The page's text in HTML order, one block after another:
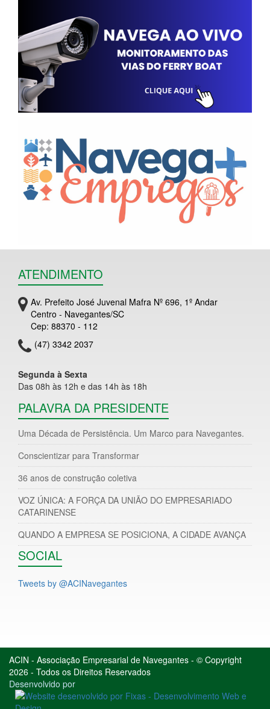
ATENDIMENTO
Av. Prefeito José Juvenal Mafra Nº 696, 1º Andar
Centro - Navegantes/SC
Cep: 88370 - 112
(47) 3342 2037
Segunda à Sexta
Das 08h às 12h e das 14h às 18h
PALAVRA DA PRESIDENTE
Uma Década de Persistência. Um Marco para Navegantes.
Conscientizar para Transformar
36 anos de construção coletiva
VOZ ÚNICA: A FORÇA DA UNIÃO DO EMPRESARIADO
CATARINENSE
QUANDO A EMPRESA SE POSICIONA, A CIDADE AVANÇA
SOCIAL
Tweets by @ACINavegantes
ACIN - Associação Empresarial de Navegantes - © Copyright
2026 - Todos os Direitos Reservados
Desenvolvido por